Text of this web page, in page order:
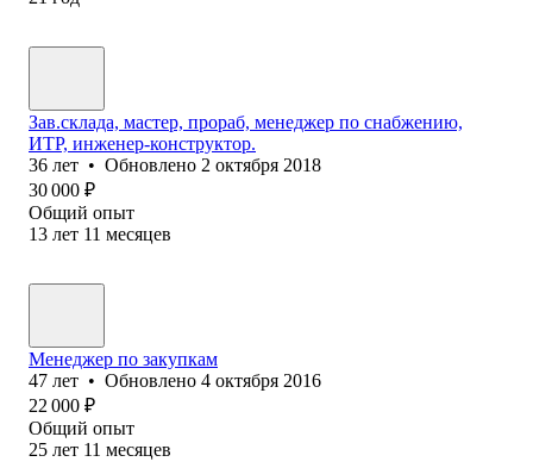
Зав.склада, мастер, прораб, менеджер по снабжению,
ИТР, инженер-конструктор.
36 лет • Обновлено 2 октября 2018
30 000 ₽
Общий опыт
13 лет 11 месяцев
Менеджер по закупкам
47 лет • Обновлено 4 октября 2016
22 000 ₽
Общий опыт
25 лет 11 месяцев